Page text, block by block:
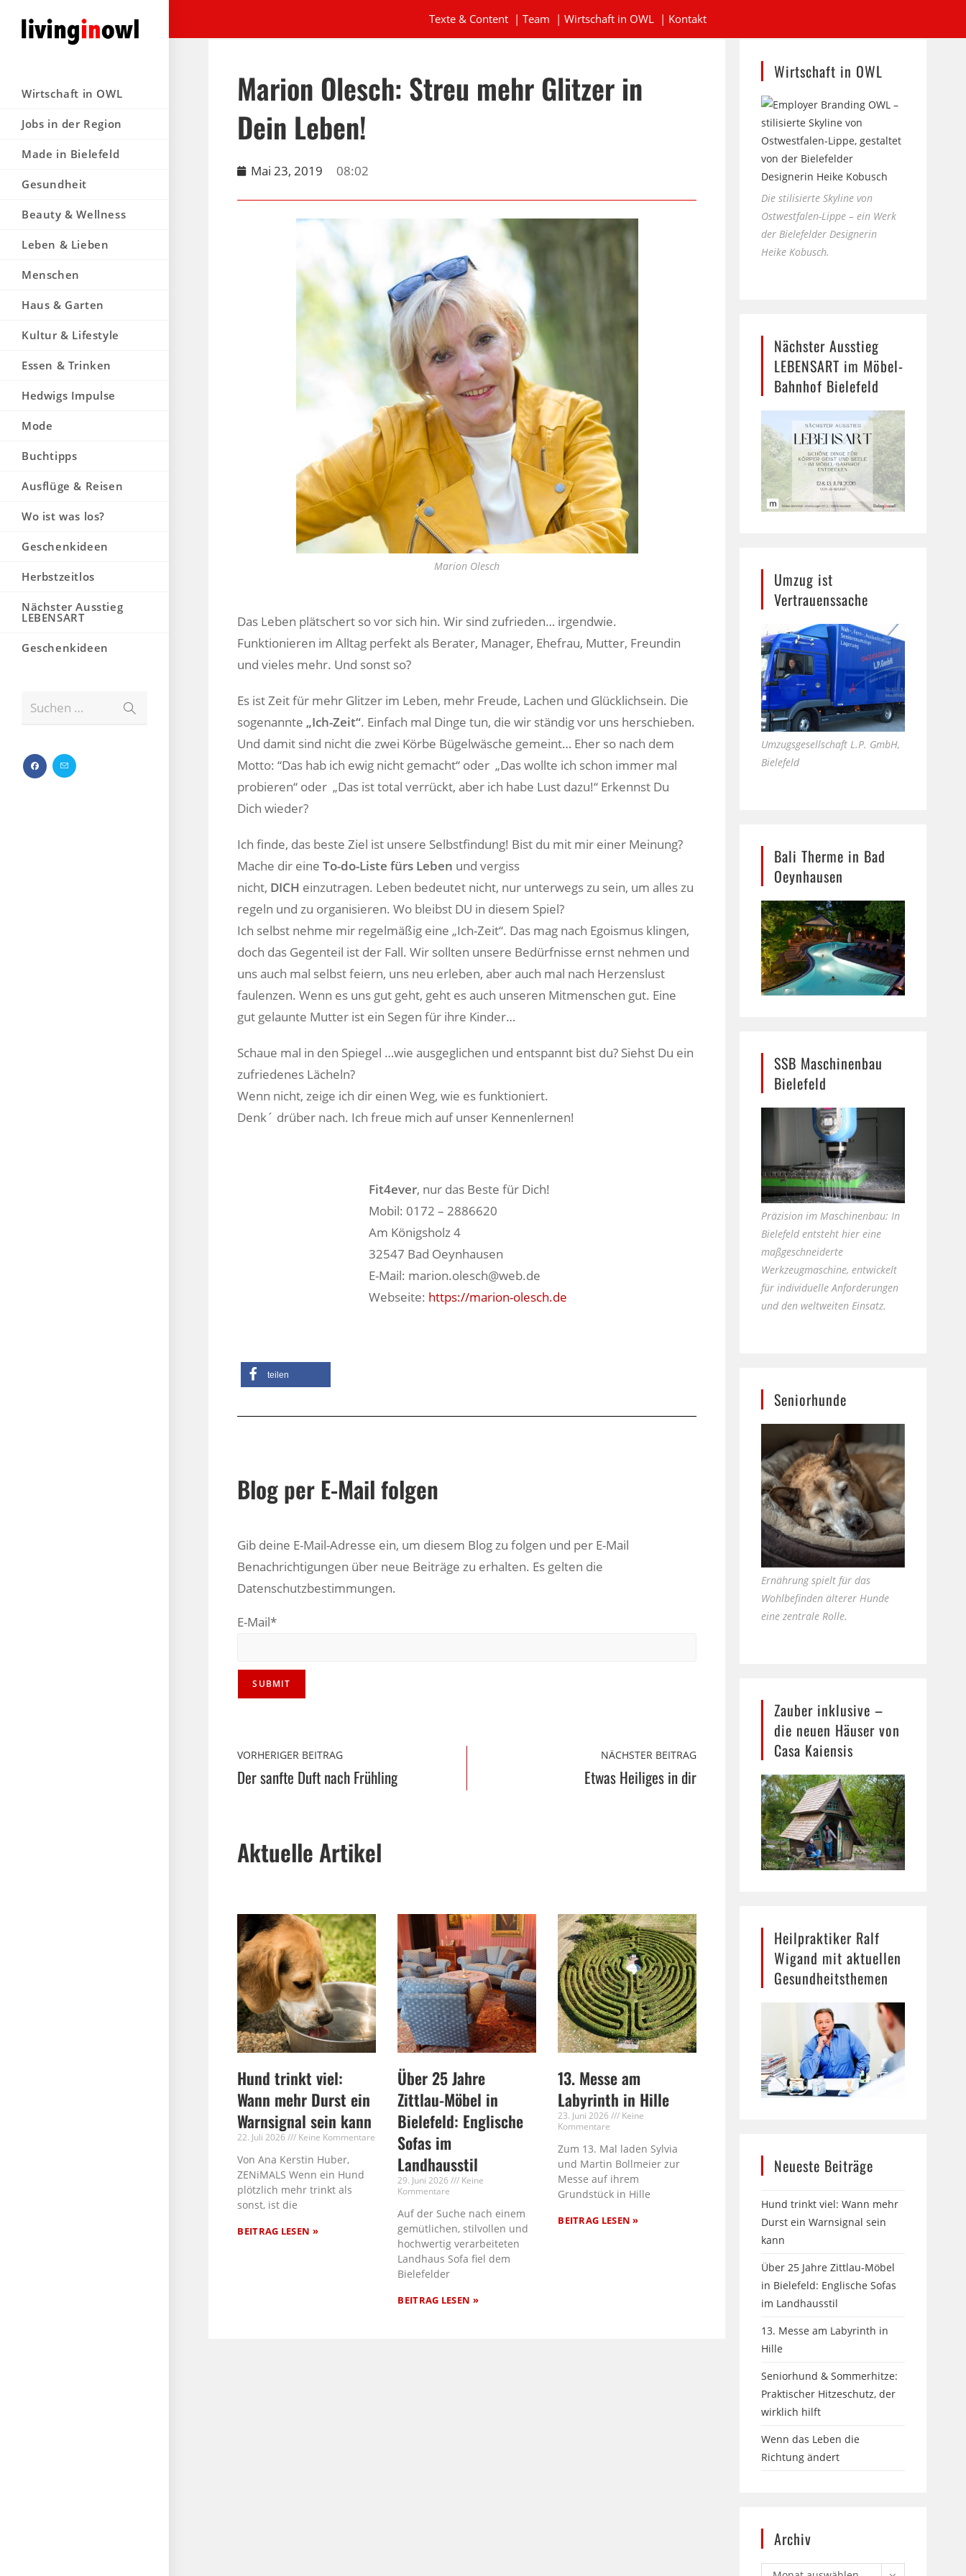
Texte & Content| Team | Wirtschaft in OWL| Kontakt
Wirtschaft in OWL
Jobs in der Region
Made in Bielefeld
Gesundheit
Beauty & Wellness
Leben & Lieben
Menschen
Haus & Garten
Kultur & Lifestyle
Essen & Trinken
Hedwigs Impulse
Mode
Buchtipps
Ausflüge & Reisen
Wo ist was los?
Geschenkideen
Herbstzeitlos
Nächster Ausstieg
LEBENSART
Geschenkideen
Suchen …
Marion Olesch: Streu mehr Glitzer in
Dein Leben!
Mai 23, 2019 08:02
Marion Olesch
Das Leben plätschert so vor sich hin. Wir sind zufrieden… irgendwie.
Funktionieren im Alltag perfekt als Berater, Manager, Ehefrau, Mutter, Freundin
und vieles mehr. Und sonst so?
Es ist Zeit für mehr Glitzer im Leben, mehr Freude, Lachen und Glücklichsein. Die
sogenannte „Ich-Zeit“. Einfach mal Dinge tun, die wir ständig vor uns herschieben.
Und damit sind nicht die zwei Körbe Bügelwäsche gemeint… Eher so nach dem
Motto: “Das hab ich ewig nicht gemacht“ oder „Das wollte ich schon immer mal
probieren“ oder „Das ist total verrückt, aber ich habe Lust dazu!“ Erkennst Du
Dich wieder?
Ich finde, das beste Ziel ist unsere Selbstfindung! Bist du mit mir einer Meinung?
Mache dir eineTo-do-Liste fürs Leben und vergiss
nicht, DICH einzutragen. Leben bedeutet nicht, nur unterwegs zu sein, um alles zu
regeln und zu organisieren. Wo bleibst DU in diesem Spiel?
Ich selbst nehme mir regelmäßig eine „Ich-Zeit“. Das mag nach Egoismus klingen,
doch das Gegenteil ist der Fall. Wir sollten unsere Bedürfnisse ernst nehmen und
uns auch mal selbst feiern, uns neu erleben, aber auch mal nach Herzenslust
faulenzen. Wenn es uns gut geht, geht es auch unseren Mitmenschen gut. Eine
gut gelaunte Mutter ist ein Segen für ihre Kinder…
Schaue mal in den Spiegel …wie ausgeglichen und entspannt bist du? Siehst Du ein
zufriedenes Lächeln?
Wenn nicht, zeige ich dir einen Weg, wie es funktioniert.
Denk´ drüber nach. Ich freue mich auf unser Kennenlernen!
Fit4ever, nur das Beste für Dich!
32547 Bad Oeynhausen
E-Mail: marion.olesch@web.de
https://marion-olesch.de
teilen
Blog per E-Mail folgen
Gib deine E-Mail-Adresse ein, um diesem Blog zu folgen und per E-Mail
Benachrichtigungen über neue Beiträge zu erhalten. Es gelten die
Datenschutzbestimmungen.
E-Mail*
VORHERIGER BEITRAG
Der sanfte Duft nach Frühling
NÄCHSTER BEITRAG
Etwas Heiliges in dir
Aktuelle Artikel
Hund trinkt viel:
Wann mehr Durst ein
Warnsignal sein kann
22. Juli 2026 Keine Kommentare
Von Ana Kerstin Huber,
ZENiMALS Wenn ein Hund
plötzlich mehr trinkt als
sonst, ist die
BEITRAG LESEN »
Über 25 Jahre
Zittlau-Möbel in
Bielefeld: Englische
Sofas im
Landhausstil
29. Juni 2026
Keine
Kommentare
Auf der Suche nach einem
gemütlichen, stilvollen und
hochwertig verarbeiteten
Landhaus Sofa fiel dem
Bielefelder
BEITRAG LESEN »
13. Messe am
Labyrinth in Hille
23. Juni 2026
Keine
Kommentare
Zum 13. Mal laden Sylvia
und Martin Bollmeier zur
Messe auf ihrem
Grundstück in Hille
BEITRAG LESEN »
Wirtschaft in OWL
Die stilisierte Skyline von
Ostwestfalen-Lippe – ein Werk
der Bielefelder Designerin
Heike Kobusch.
Nächster Ausstieg
LEBENSART im Möbel-
Bahnhof Bielefeld
Umzug ist
Vertrauenssache
Umzugsgesellschaft L.P. GmbH,
Bielefeld
Bali Therme in Bad
Oeynhausen
SSB Maschinenbau
Bielefeld
Präzision im Maschinenbau: In
Bielefeld entsteht hier eine
maßgeschneiderte
Werkzeugmaschine, entwickelt
für individuelle Anforderungen
und den weltweiten Einsatz.
Seniorhunde
Ernährung spielt für das
Wohlbefinden älterer Hunde
eine zentrale Rolle.
Zauber inklusive –
die neuen Häuser von
Casa Kaiensis
Heilpraktiker Ralf
Wigand mit aktuellen
Gesundheitsthemen
Neueste Beiträge
Hund trinkt viel: Wann mehr
Durst ein Warnsignal sein
kann
Über 25 Jahre Zittlau-Möbel
in Bielefeld: Englische Sofas
im Landhausstil
13. Messe am Labyrinth in
Hille
Seniorhund & Sommerhitze:
Praktischer Hitzeschutz, der
wirklich hilft
Wenn das Leben die
Richtung ändert
Archiv